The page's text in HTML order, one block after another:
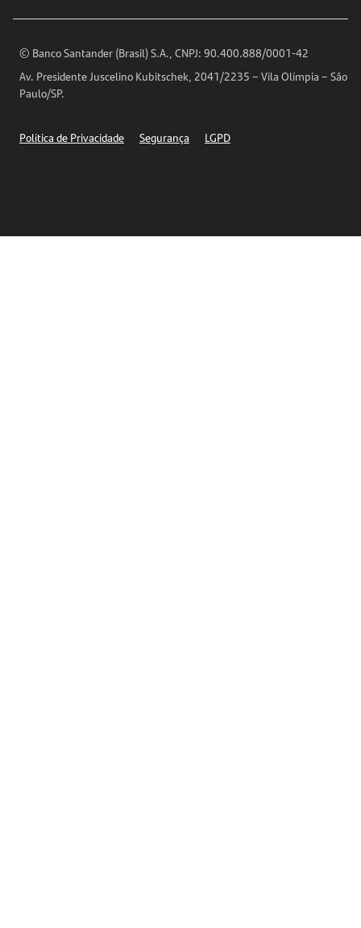
Encontre nossas agências
Horários de Atendimento
Telefones
© Banco Santander (Brasil) S.A., CNPJ: 90.400.888/0001-42
Av. Presidente Juscelino Kubitschek, 2041/2235 – Vila Olímpia – São
Paulo/SP.
Política de Privacidade Segurança LGPD